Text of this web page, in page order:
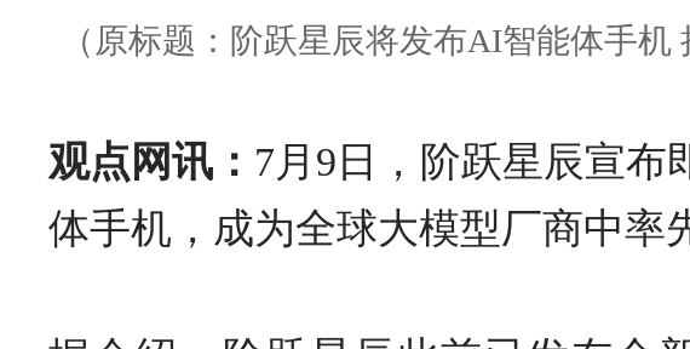
（原标题：阶跃星辰将发布AI智能体手机
观点网讯： 7月9日，阶跃星辰宣
体手机，成为全球大模型厂商中率